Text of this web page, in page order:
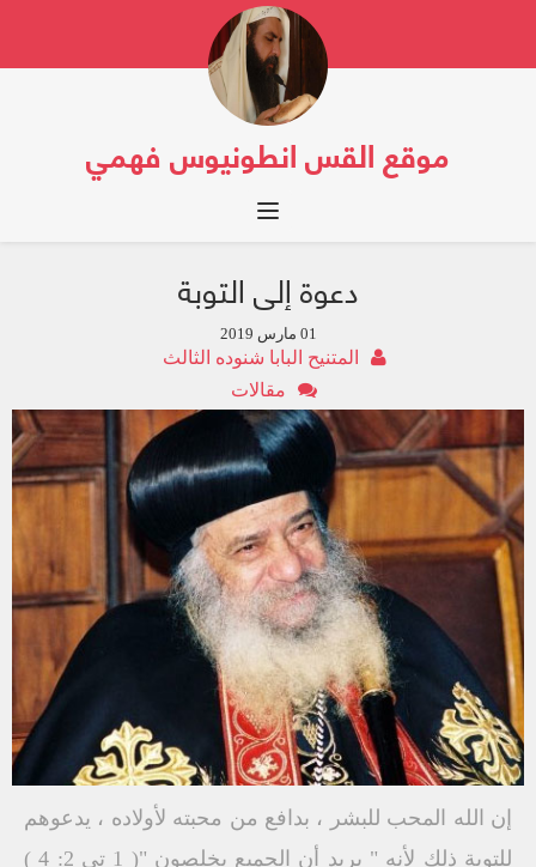
موقع القس انطونيوس فهمي
Toggle navigation
دعوة إلى التوبة
01 مارس 2019
المتنيح البابا شنوده الثالث
مقالات
إن الله المحب للبشر ، بدافع من محبته لأولاده ، يدعوهم
للتوبة ذلك لأنه " يريد أن الجميع يخلصون "( 1 تي 2: 4 )